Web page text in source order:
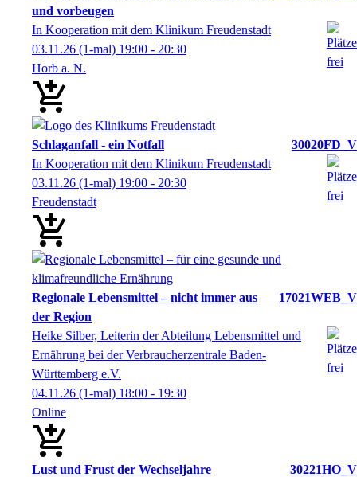
und vorbeugen
In Kooperation mit dem Klinikum Freudenstadt
03.11.26 (1-mal) 19:00 - 20:30
Horb a. N.
Schlaganfall - ein Notfall
30020FD_V
In Kooperation mit dem Klinikum Freudenstadt
03.11.26 (1-mal) 19:00 - 20:30
Freudenstadt
Regionale Lebensmittel – nicht immer aus
der Region
17021WEB_V
Heike Silber, Leiterin der Abteilung Lebensmittel und
Ernährung bei der Verbraucherzentrale Baden-
Württemberg e.V.
04.11.26 (1-mal) 18:00 - 19:30
Online
Lust und Frust der Wechseljahre
30221HO_V